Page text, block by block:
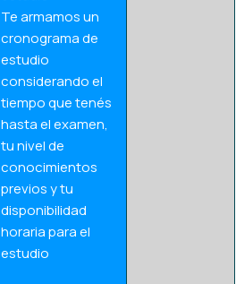
Te armamos un
cronograma de
estudio
considerando el
tiempo que tenés
hasta el examen,
tu nivel de
conocimientos
previos y tu
disponibilidad
horaria para el
estudio